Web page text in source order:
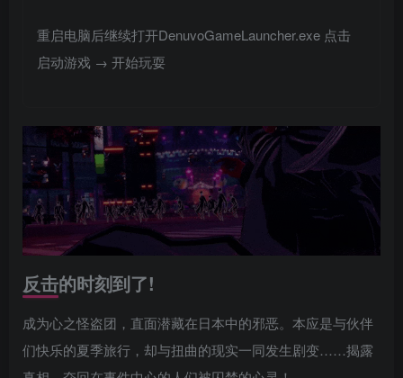
重启电脑后继续打开DenuvoGameLauncher.exe 点击
启动游戏 → 开始玩耍
反击的时刻到了!
成为心之怪盗团，直面潜藏在日本中的邪恶。本应是与伙伴
们快乐的夏季旅行，却与扭曲的现实一同发生剧变……揭露